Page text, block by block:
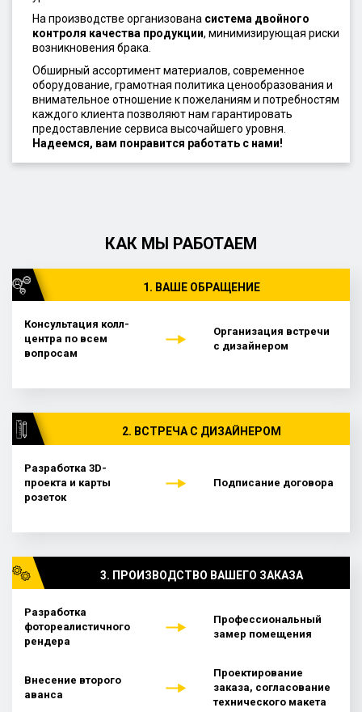
На производстве организована система двойного
контроля качества продукции, минимизирующая риски
возникновения брака.
Обширный ассортимент материалов, современное
оборудование, грамотная политика ценообразования и
внимательное отношение к пожеланиям и потребностям
каждого клиента позволяют нам гарантировать
предоставление сервиса высочайшего уровня.
Надеемся, вам понравится работать с нами!
КАК МЫ РАБОТАЕМ
1. ВАШЕ ОБРАЩЕНИЕ
Консультация колл-
центра по всем
вопросам
Организация встречи
с дизайнером
2. ВСТРЕЧА С ДИЗАЙНЕРОМ
Разработка 3D-
проекта и карты
розеток
Подписание договора
3. ПРОИЗВОДСТВО ВАШЕГО ЗАКАЗА
Разработка
фотореалистичного
рендера
Профессиональный
замер помещения
Внесение второго
аванса
Проектирование
заказа, согласование
технического макета